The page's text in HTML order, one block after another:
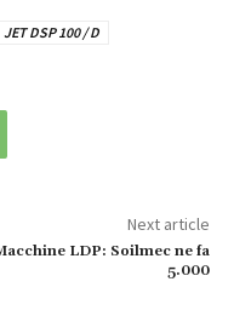
JET DSP 100 / D
Next article
LDP: Soilmec ne fa
5.000